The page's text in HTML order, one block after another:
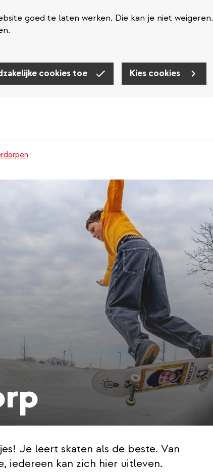
goed te laten werken. Die kan je niet weigeren.
cookies toe Kies cookies
Je leert skaten als de beste. Van
iedereen kan zich hier uitleven.